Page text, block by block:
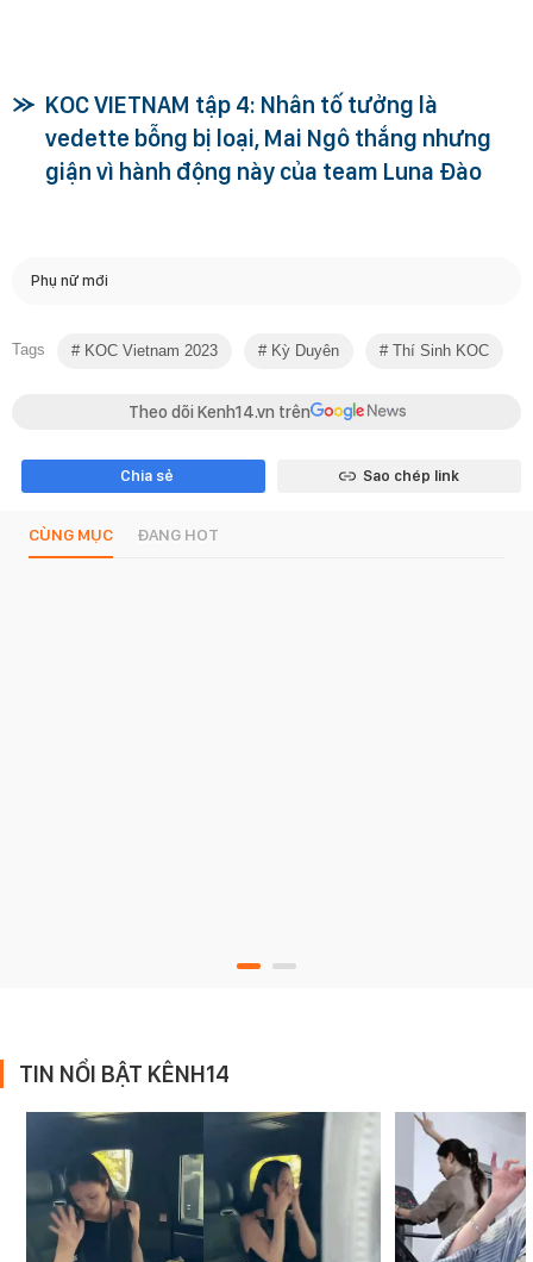
KOC VIETNAM tập 4: Nhân tố tưởng là
vedette bỗng bị loại, Mai Ngô thắng nhưng
giận vì hành động này của team Luna Đào
Phụ nữ mới
Tags KOC Vietnam 2023 Kỳ Duyên Thí Sinh KOC
Theo dõi Kenh14.vn trên
Chia sẻ Sao chép link
CÙNG MỤC ĐANG HOT
TIN NỔI BẬT KÊNH14